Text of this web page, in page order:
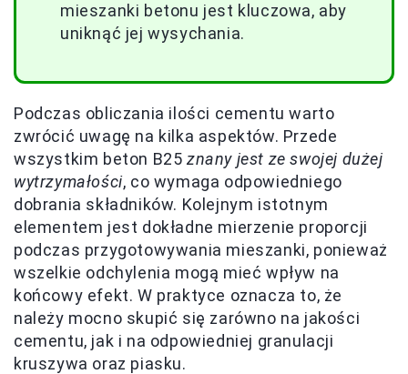
mieszanki betonu jest kluczowa, aby
uniknąć jej wysychania.
Podczas obliczania ilości cementu warto
zwrócić uwagę na kilka aspektów. Przede
wszystkim beton B25znany jest ze swojej dużej
wytrzymałości, co wymaga odpowiedniego
dobrania składników. Kolejnym istotnym
elementem jest dokładne mierzenie proporcji
podczas przygotowywania mieszanki, ponieważ
wszelkie odchylenia mogą mieć wpływ na
końcowy efekt. W praktyce oznacza to, że
należy mocno skupić się zarówno na jakości
cementu, jak i na odpowiedniej granulacji
kruszywa oraz piasku.